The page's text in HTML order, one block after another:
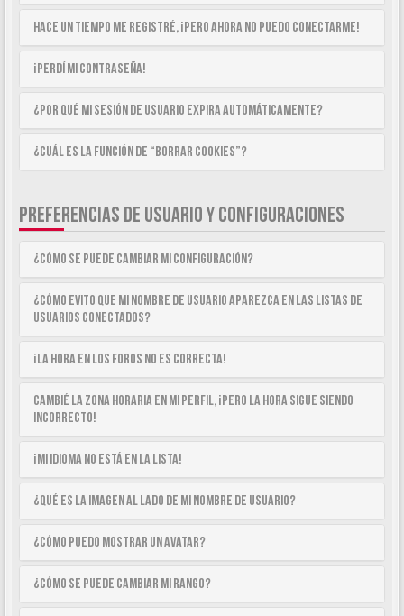
Hace un tiempo me registré, ¡pero ahora no puedo conectarme!
¡Perdí mi contraseña!
¿Por qué mi sesión de usuario expira automáticamente?
¿Cuál es la función de “Borrar cookies”?
PREFERENCIAS DE USUARIO Y CONFIGURACIONES
¿Cómo se puede cambiar mi configuración?
¿Cómo evito que mi nombre de usuario aparezca en las listas de
usuarios conectados?
¡La hora en los foros no es correcta!
Cambié la zona horaria en mi perfil, ¡pero la hora sigue siendo
incorrecto!
¡Mi idioma no está en la lista!
¿Qué es la imagen al lado de mi nombre de usuario?
¿Cómo puedo mostrar un avatar?
¿Cómo se puede cambiar mi rango?